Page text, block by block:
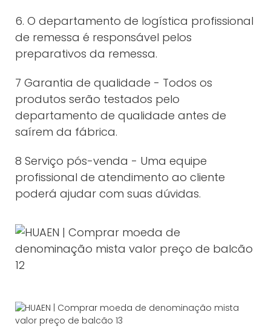
6. O departamento de logística profissional
de remessa é responsável pelos
preparativos da remessa.
7 Garantia de qualidade - Todos os
produtos serão testados pelo
departamento de qualidade antes de
saírem da fábrica.
8 Serviço pós-venda - Uma equipe
profissional de atendimento ao cliente
poderá ajudar com suas dúvidas.